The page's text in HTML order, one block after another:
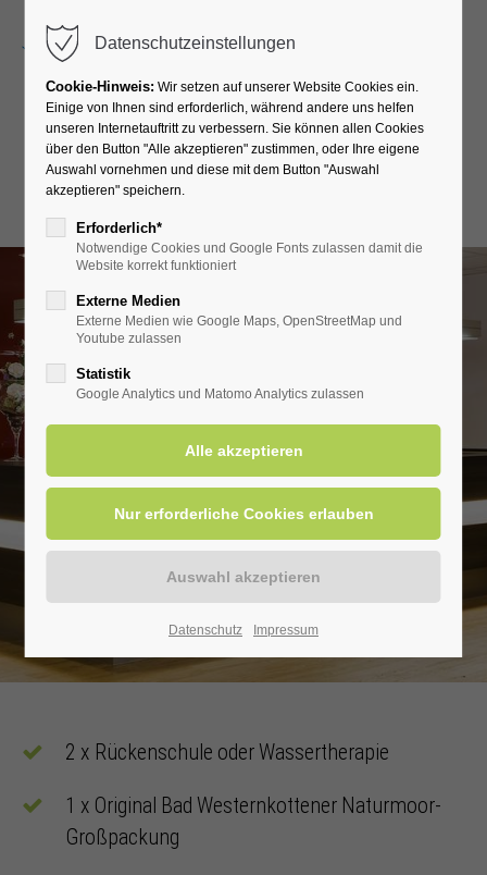
Klinik Solequelle
Bandscheiben-Spezial
2 x Rückenschule oder Wassertherapie
1 x Original Bad Westernkottener Naturmoor-
Großpackung
Datenschutzeinstellungen
Cookie-Hinweis: Wir setzen auf unserer Website Cookies ein.
Einige von Ihnen sind erforderlich, während andere uns helfen
unseren Internetauftritt zu verbessern. Sie können allen Cookies
über den Button "Alle akzeptieren" zustimmen, oder Ihre eigene
Auswahl vornehmen und diese mit dem Button "Auswahl
akzeptieren" speichern.
Erforderlich*
Notwendige Cookies und Google Fonts zulassen damit die
Website korrekt funktioniert
Externe Medien
Externe Medien wie Google Maps, OpenStreetMap und
Youtube zulassen
Statistik
Google Analytics und Matomo Analytics zulassen
Datenschutz Impressum